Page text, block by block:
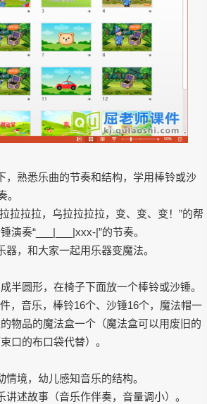
熟悉乐曲的节奏和结构，学用棒铃或沙
。
拉拉，乌拉拉拉拉，变、变、变！”的帮
演奏“___|___|xxx-|”的节奏。
，和大家一起用乐器变魔法。
圆形，在椅子下面放一个棒铃或沙锤。
音乐，棒铃16个、沙锤16个，魔法帽一
物品的魔法盒一个（魔法盒可以用废旧的
口的布口袋代替）。
境，幼儿感知音乐的结构。
述故事（音乐作伴奏，音量调小）。